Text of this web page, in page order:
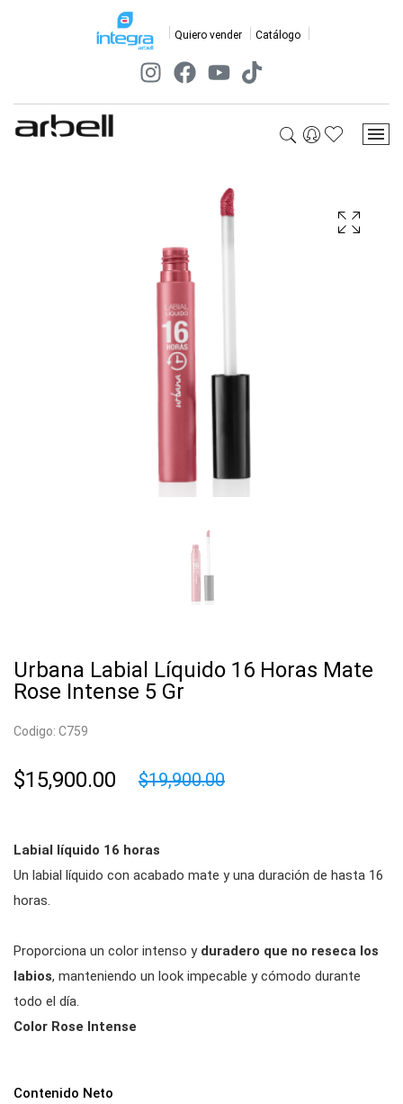
Quiero vender Catálogo
Urbana Labial Líquido 16 Horas Mate
Rose Intense 5 Gr
Codigo: C759
$15,900.00 $19,900.00
Labial líquido 16 horas
Un labial líquido con acabado mate y una duración de hasta 16
horas.
Proporciona un color intenso y duradero que no reseca los
labios, manteniendo un look impecable y cómodo durante
todo el día.
Color Rose Intense
Contenido Neto